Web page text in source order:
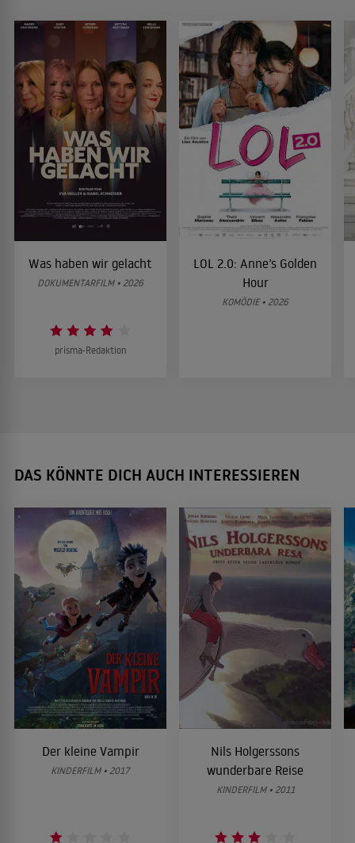
Was haben wir gelacht
DOKUMENTARFILM • 2026
prisma-Redaktion
LOL 2.0: Anne’s Golden
Hour
KOMÖDIE • 2026
DAS KÖNNTE DICH AUCH INTERESSIEREN
Der kleine Vampir
KINDERFILM • 2017
Nils Holgerssons
wunderbare Reise
KINDERFILM • 2011